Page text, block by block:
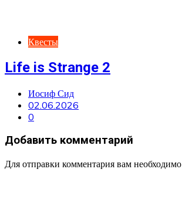
Квесты
Life is Strange 2
Иосиф Сид
02.06.2026
0
Добавить комментарий
Для отправки комментария вам необходимо